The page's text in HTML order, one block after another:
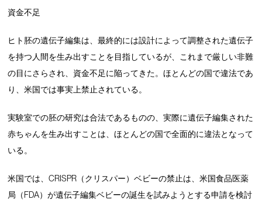
資金不足
ヒト胚の遺伝子編集は、最終的には設計によって調整された遺伝子
を持つ人間を生み出すことを目指しているが、これまで厳しい非難
の目にさらされ、資金不足に陥ってきた。ほとんどの国で違法であ
り、米国では事実上禁止されている。
実験室での胚の研究は合法であるものの、実際に遺伝子編集された
赤ちゃんを生み出すことは、ほとんどの国で全面的に違法となって
いる。
米国では、CRISPR（クリスパー）ベビーの禁止は、米国食品医薬
局（FDA）が遺伝子編集ベビーの誕生を試みようとする申請を検討